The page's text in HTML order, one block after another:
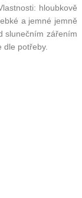
hloubkově
a jemné jemně
slunečním zářením
potřeby.